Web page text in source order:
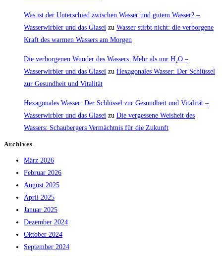
Was ist der Unterschied zwischen Wasser und gutem Wasser? –
Wasserwirbler und das Glasei zu Wasser stirbt nicht: die verborgene
Kraft des warmen Wassers am Morgen
Die verborgenen Wunder des Wassers: Mehr als nur H₂O –
Wasserwirbler und das Glasei zu Hexagonales Wasser: Der Schlüssel
zur Gesundheit und Vitalität
Hexagonales Wasser: Der Schlüssel zur Gesundheit und Vitalität –
Wasserwirbler und das Glasei zu Die vergessene Weisheit des
Wassers: Schaubergers Vermächtnis für die Zukunft
Archives
März 2026
Februar 2026
August 2025
April 2025
Januar 2025
Dezember 2024
Oktober 2024
September 2024